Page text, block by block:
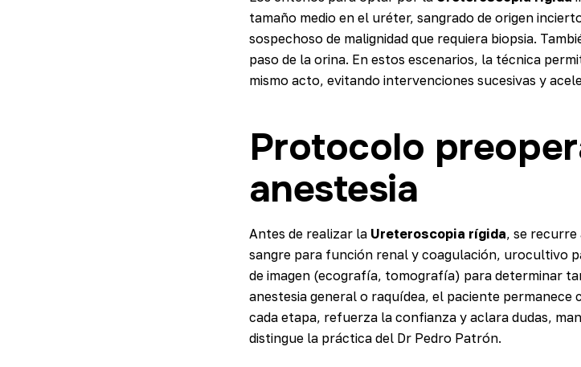
tamaño medio en el uréter, sangrado de origen
sospechoso de malignidad que requiera biopsia.
paso de la orina. En estos escenarios, la técnica
mismo acto, evitando intervenciones sucesivas y
Protocolo
anestesia
Antes de realizar la Ureteroscopia rígida, se recurre
sangre para función renal y coagulación, urocultivo
de imagen (ecografía, tomografía) para determinar
anestesia general o raquídea, el paciente permanece
cada etapa, refuerza la confianza y aclara dudas,
distingue la práctica del Dr Pedro Patrón.